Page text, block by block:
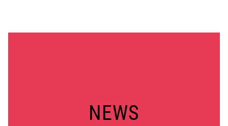
NEWS